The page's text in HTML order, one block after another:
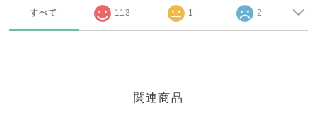
すべて 113 1 2
関連商品